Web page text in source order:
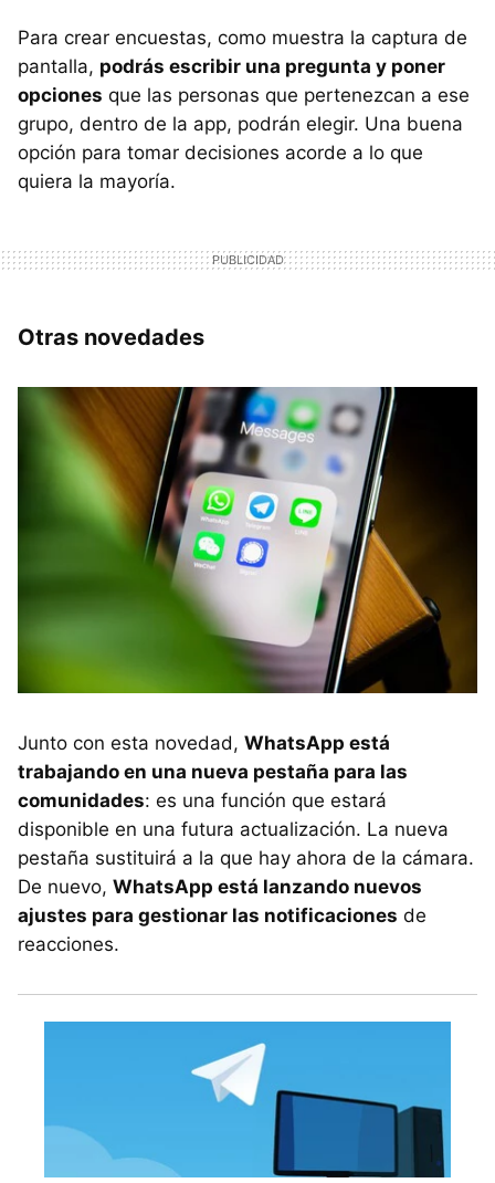
Para crear encuestas, como muestra la captura de
pantalla, podrás escribir una pregunta y poner
opciones que las personas que pertenezcan a ese
grupo, dentro de la app, podrán elegir. Una buena
opción para tomar decisiones acorde a lo que
quiera la mayoría.
Otras novedades
Junto con esta novedad, WhatsApp está
trabajando en una nueva pestaña para las
comunidades: es una función que estará
disponible en una futura actualización. La nueva
pestaña sustituirá a la que hay ahora de la cámara.
De nuevo, WhatsApp está lanzando nuevos
ajustes para gestionar las notificaciones de
reacciones.